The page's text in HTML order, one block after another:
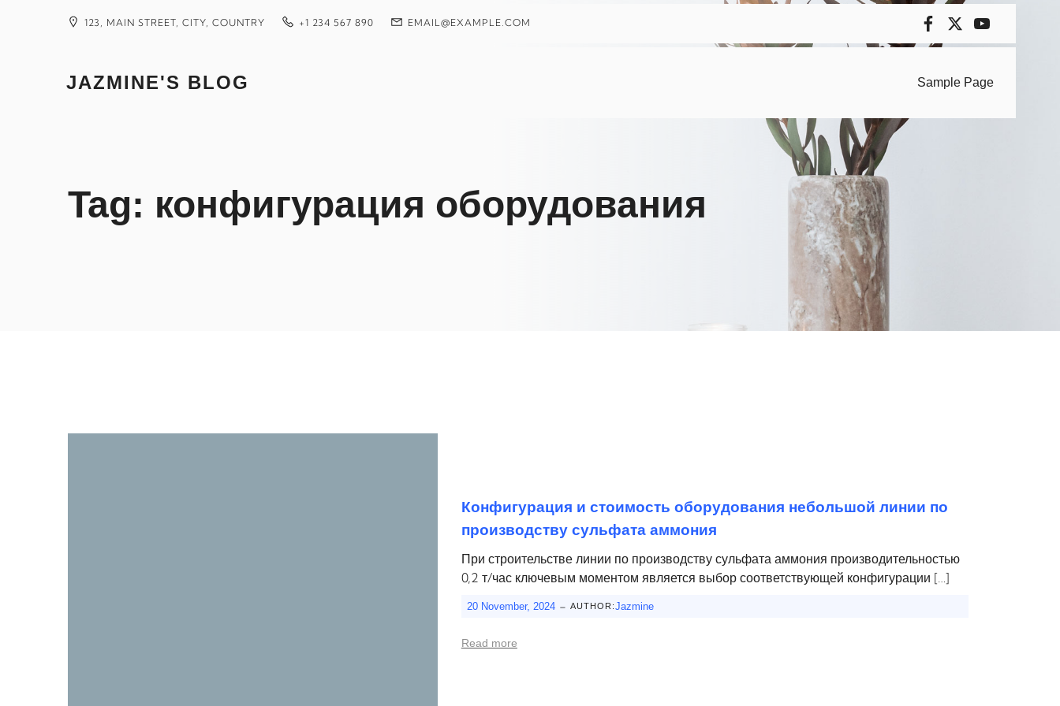
123, MAIN STREET, CITY, COUNTRY +1 234 567 890 EMAIL@EXAMPLE.COM
JAZMINE'S BLOG Sample Page
Tag: конфигурация оборудования
Конфигурация и стоимость оборудования небольшой линии по
производству сульфата аммония
При строительстве линии по производству сульфата аммония производительностью
0,2 т/час ключевым моментом является выбор соответствующей конфигурации […]
20 November, 2024 - AUTHOR:Jazmine
Read more